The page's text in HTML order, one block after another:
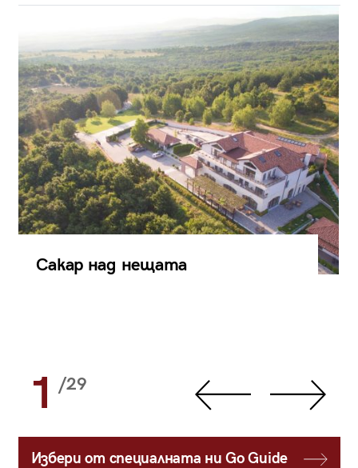
Сакар над нещата
1 /29
Избери от специалната ни Go Guide